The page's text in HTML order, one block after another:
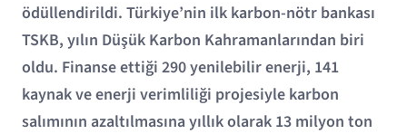
ödüllendirildi. Türkiye’nin ilk karbon-nötr bankası
TSKB, yılın Düşük Karbon Kahramanlarından biri
oldu. Finanse ettiği 290 yenilebilir enerji, 141
kaynak ve enerji verimliliği projesiyle karbon
salımının azaltılmasına yıllık olarak 13 milyon ton